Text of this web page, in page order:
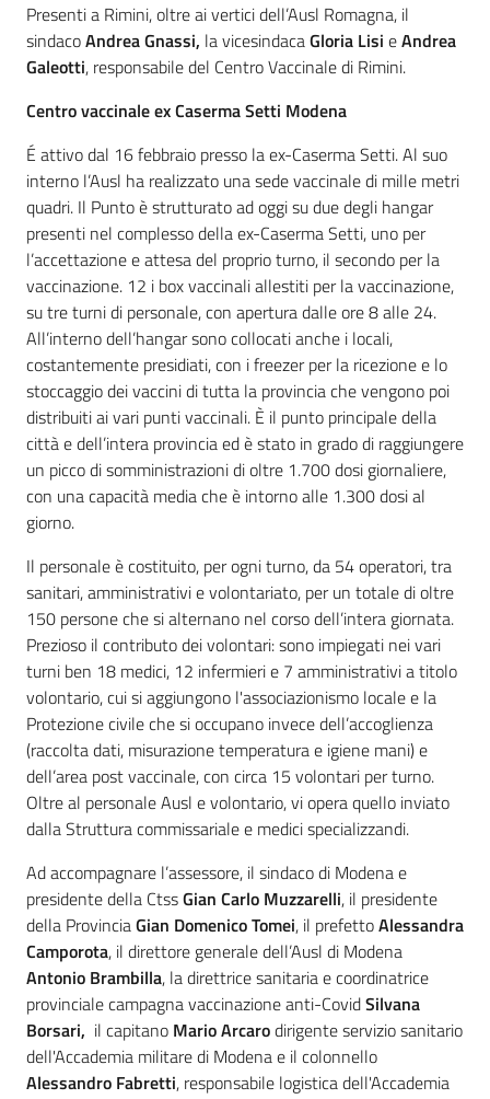
Presenti a Rimini, oltre ai vertici dell’Ausl Romagna, il
sindacoAndrea Gnassi, la vicesindacaGloria Lisi eAndrea
Galeotti, responsabile del Centro Vaccinale di Rimini.
Centro vaccinale ex Caserma Setti Modena
É attivo dal 16 febbraio presso la ex-Caserma Setti. Al suo
interno l’Ausl ha realizzato una sede vaccinale di mille metri
quadri. Il Punto è strutturato ad oggi su due degli hangar
presenti nel complesso della ex-Caserma Setti, uno per
l’accettazione e attesa del proprio turno, il secondo per la
vaccinazione. 12 i box vaccinali allestiti per la vaccinazione,
su tre turni di personale, con apertura dalle ore 8 alle 24.
All’interno dell’hangar sono collocati anche i locali,
costantemente presidiati, con i freezer per la ricezione e lo
stoccaggio dei vaccini di tutta la provincia che vengono poi
distribuiti ai vari punti vaccinali. È il punto principale della
città e dell’intera provincia ed è stato in grado di raggiungere
un picco di somministrazioni di oltre 1.700 dosi giornaliere,
con una capacità media che è intorno alle 1.300 dosi al
giorno.
Il personale è costituito, per ogni turno, da 54 operatori, tra
sanitari, amministrativi e volontariato, per un totale di oltre
150 persone che si alternano nel corso dell’intera giornata.
Prezioso il contributo dei volontari: sono impiegati nei vari
turni ben 18 medici, 12 infermieri e 7 amministrativi a titolo
volontario, cui si aggiungono l'associazionismo locale e la
Protezione civile che si occupano invece dell’accoglienza
(raccolta dati, misurazione temperatura e igiene mani) e
dell’area post vaccinale, con circa 15 volontari per turno.
Oltre al personale Ausl e volontario, vi opera quello inviato
dalla Struttura commissariale e medici specializzandi.
Ad accompagnare l’assessore, il sindaco di Modena e
presidente della CtssGian Carlo Muzzarelli, il presidente
della ProvinciaGian Domenico Tomei, il prefettoAlessandra
Camporota, il direttore generale dell’Ausl di Modena
Antonio Brambilla, la direttrice sanitaria e coordinatrice
provinciale campagna vaccinazione anti-CovidSilvana
Borsari, il capitano Mario Arcarodirigente servizio sanitario
dell'Accademia militare di Modena e il colonnello
Alessandro Fabretti, responsabile logistica dell'Accademia